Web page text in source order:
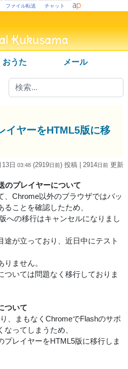
ファイル転送 チャット
おうた メール
イヤーをHTML5版に移
日 03:48 (2919日前) 投稿 | 2914日前 更新
のプレイヤーについて
、Chrome以外のブラウザではバッ
ことを確認したため、
への移行はキャンセルになりまし
途が立っており、近日中にテスト
ません。
ついては問題なく移行しておりま
ついて
、まもなくChromeでFlashのサポ
ってしまうため、
プレイヤーをHTML5版に移行しま